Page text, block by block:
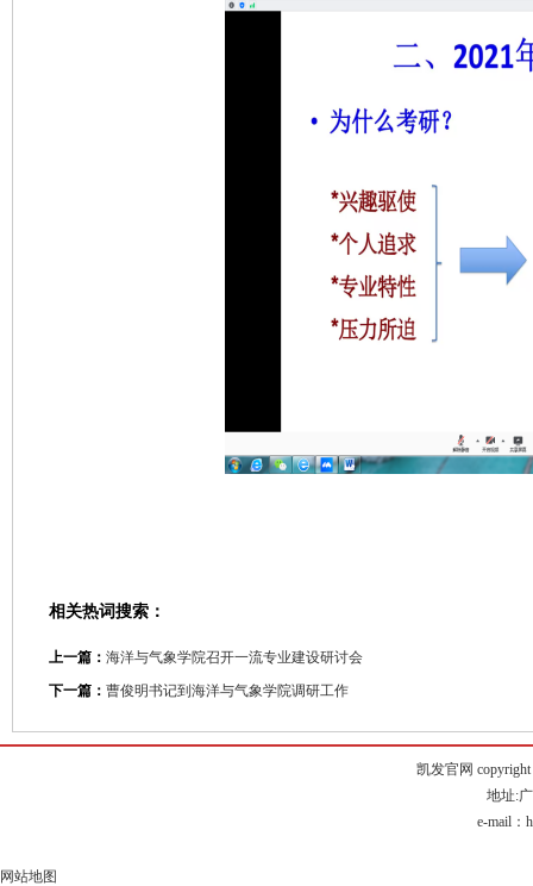
相关热词搜索：
上一篇： 海洋与气象学院召开一流专业建设研讨会
下一篇： 曹俊明书记到海洋与气象学院调研工作
凯发官网 copyright
地址:
e-mail：
网站地图